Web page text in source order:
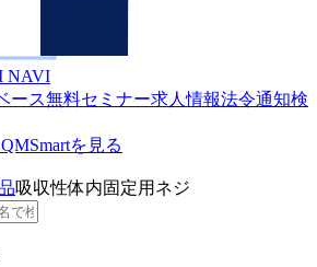
NAVI
ース無料セミナー求人情報法令通知検
QMSmartを見る
吸収性体内固定用ネジ